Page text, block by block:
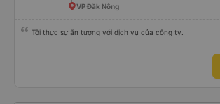
VP Đăk Nông
Tôi thực sự ấn tượng với dịch vụ của công ty.